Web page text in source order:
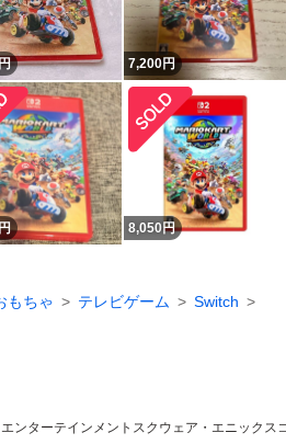
7,200円
8,050円
もちゃ テレビゲーム
Switch
ンターテインメント スクウェア・エニックス